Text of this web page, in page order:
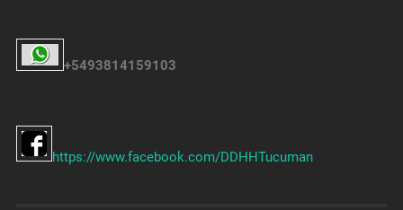
+5493814159103
https://www.facebook.com/DDHHTucuman